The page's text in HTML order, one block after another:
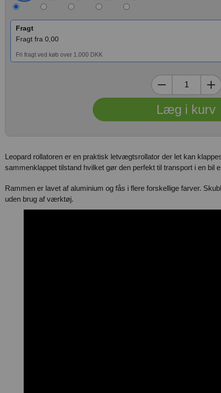
Fragt
Fragt fra 0,00
Fri fragt ved køb over 1.000 DKK
Leopard rollatoren er en praktisk letvægtsrollator der let kan
sammenklappet tilstand hvilket gør den perfekt til transport i en bil
Rammen er lavet af aluminium og fås i flere forskellige farver.
uden brug af værktøj.